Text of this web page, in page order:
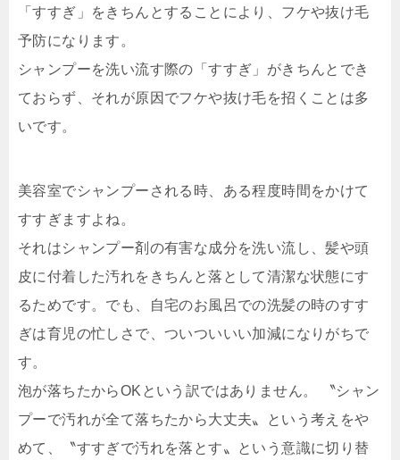
「すすぎ」をきちんとすることにより、フケや抜け毛
予防になります。
シャンプーを洗い流す際の「すすぎ」がきちんとでき
ておらず、それが原因でフケや抜け毛を招くことは多
いです。
美容室でシャンプーされる時、ある程度時間をかけて
すすぎますよね。
それはシャンプー剤の有害な成分を洗い流し、髪や頭
皮に付着した汚れをきちんと落として清潔な状態にす
るためです。でも、自宅のお風呂での洗髪の時のすす
ぎは育児の忙しさで、ついついいい加減になりがちで
す。
泡が落ちたからOKという訳ではありません。 〝シャン
プーで汚れが全て落ちたから大丈夫〟という考えをや
めて、〝すすぎで汚れを落とす〟という意識に切り替